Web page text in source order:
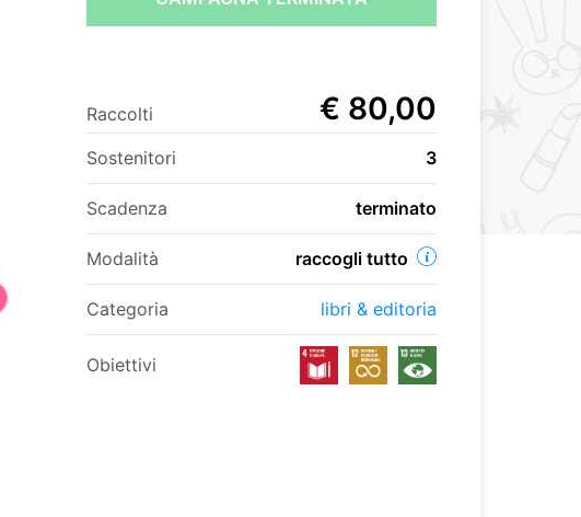
Raccolti € 80,00
Sostenitori 3
Scadenza terminato
Modalità raccogli tutto
Categoria libri & editoria
Obiettivi